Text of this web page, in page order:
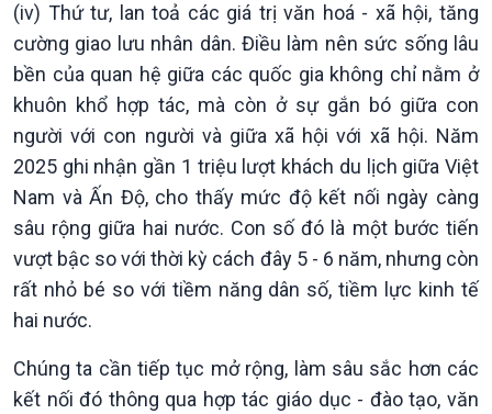
(iv) Thứ tư, lan toả các giá trị văn hoá - xã hội, tăng
cường giao lưu nhân dân. Điều làm nên sức sống lâu
bền của quan hệ giữa các quốc gia không chỉ nằm ở
khuôn khổ hợp tác, mà còn ở sự gắn bó giữa con
người với con người và giữa xã hội với xã hội. Năm
2025 ghi nhận gần 1 triệu lượt khách du lịch giữa Việt
Nam và Ấn Độ, cho thấy mức độ kết nối ngày càng
sâu rộng giữa hai nước. Con số đó là một bước tiến
vượt bậc so với thời kỳ cách đây 5 - 6 năm, nhưng còn
rất nhỏ bé so với tiềm năng dân số, tiềm lực kinh tế
hai nước.
Chúng ta cần tiếp tục mở rộng, làm sâu sắc hơn các
kết nối đó thông qua hợp tác giáo dục - đào tạo, văn